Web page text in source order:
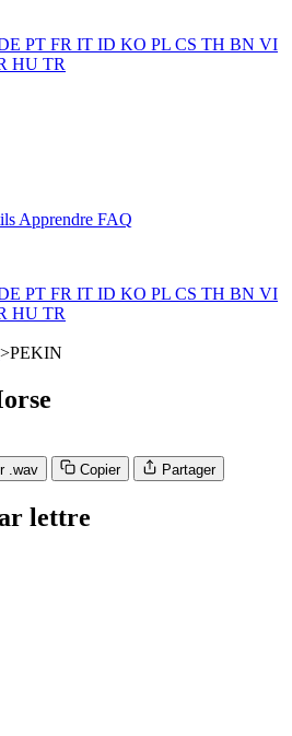
PT FR IT ID KO PL CS TH BN VI
HU TR
Apprendre FAQ
PT FR IT ID KO PL CS TH BN VI
HU TR
>PEKIN
.wav Copier Partager
lettre